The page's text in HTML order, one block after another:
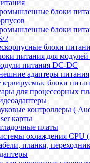
блоки
блоки
2
блоки
питания для
питания DC-DC
адаптеры питания
блоки
для процессорных
контроллеры (
карты
платы
охлаждения CPU (
планки,